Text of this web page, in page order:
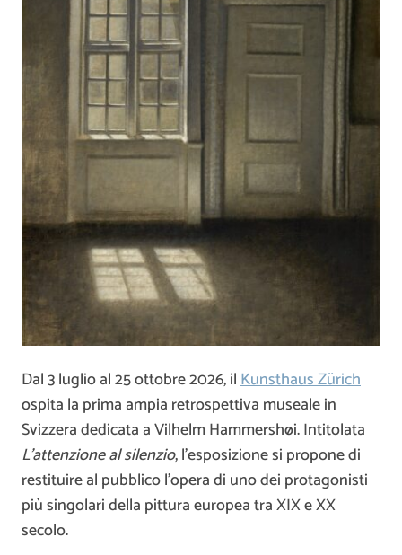
Dal 3 luglio al 25 ottobre 2026, ilKunsthaus Zürich
ospita la prima ampia retrospettiva museale in
Svizzera dedicata aVilhelm Hammershøi. Intitolata
L’attenzione al silenzio, l’esposizione si propone di
restituire al pubblico l’opera di uno dei protagonisti
più singolari della pittura europea tra XIX e XX
secolo.